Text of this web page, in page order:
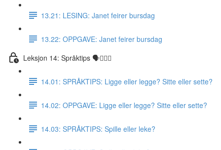
13.21: LESING: Janet feirer bursdag
13.22: OPPGAVE: Janet feirer bursdag
Leksjon 14: Språktips 🗣☝🏼✅
14.01: SPRÅKTIPS: Ligge eller legge? Sitte eller sette?
14.02: OPPGAVE: Ligge eller legge? Sitte eller sette?
14.03: SPRÅKTIPS: Spille eller leke?